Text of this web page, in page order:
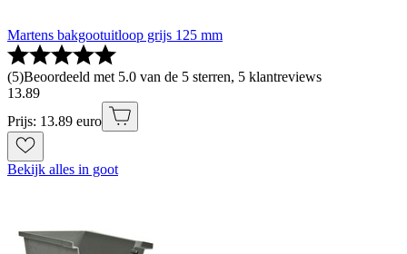
Martens bakgootuitloop grijs 125 mm
(5)Beoordeeld met 5.0 van de 5 sterren, 5 klantreviews
13.89
Prijs: 13.89 euro
Bekijk alles in goot